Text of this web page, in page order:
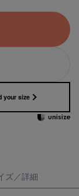
your size
ズ／詳細